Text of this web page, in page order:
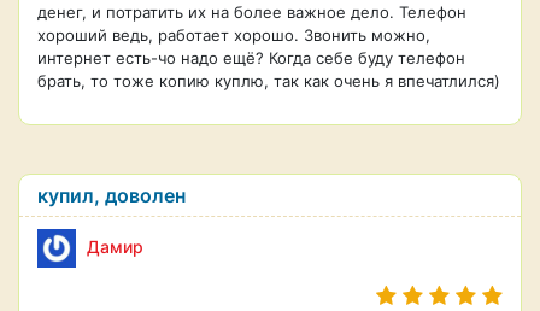
денег, и потратить их на более важное дело. Телефон
хороший ведь, работает хорошо. Звонить можно,
интернет есть-чо надо ещё? Когда себе буду телефон
брать, то тоже копию куплю, так как очень я впечатлился)
купил, доволен
Дамир